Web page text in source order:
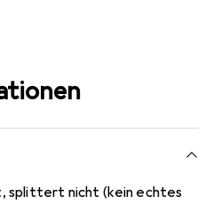
splittert nicht (kein echtes